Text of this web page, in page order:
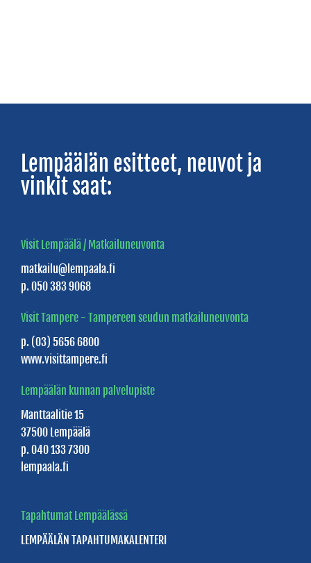
Nurmenhelmi
Villa
Villa
Triangeli
Villa
Vanaja
Willa
Tuljamo
SAUNATILAT
Yleisösaunat
Lempee
Stay
Lempäälän esitteet, neuvot ja
vinkit saat:
Visit Lempäälä / Matkailuneuvonta
matkailu@lempaala.fi
p. 050 383 9068
Visit Tampere - Tampereen seudun matkailuneuvonta
p. (03) 5656 6800
www.visittampere.fi
Lempäälän kunnan palvelupiste
Manttaalitie 15
37500 Lempäälä
p. 040 133 7300
lempaala.fi
Tapahtumat Lempäälässä
LEMPÄÄLÄN TAPAHTUMAKALENTERI